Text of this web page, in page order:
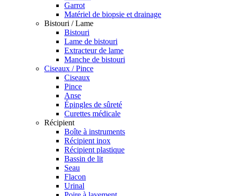
Garrot
Matériel de biopsie et drainage
Bistouri / Lame
Bistouri
Lame de bistouri
Extracteur de lame
Manche de bistouri
Ciseaux / Pince
Ciseaux
Pince
Anse
Épingles de sûreté
Curettes médicale
Récipient
Boîte à instruments
Récipient inox
Récipient plastique
Bassin de lit
Seau
Flacon
Urinal